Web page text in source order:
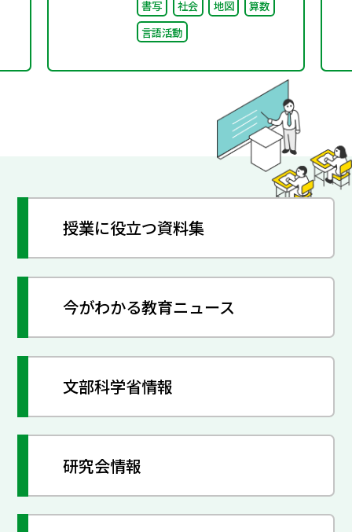
書写
社会 地図
算数
言語活動
授業に役立つ資料集
今がわかる教育ニュース
文部科学省情報
研究会情報